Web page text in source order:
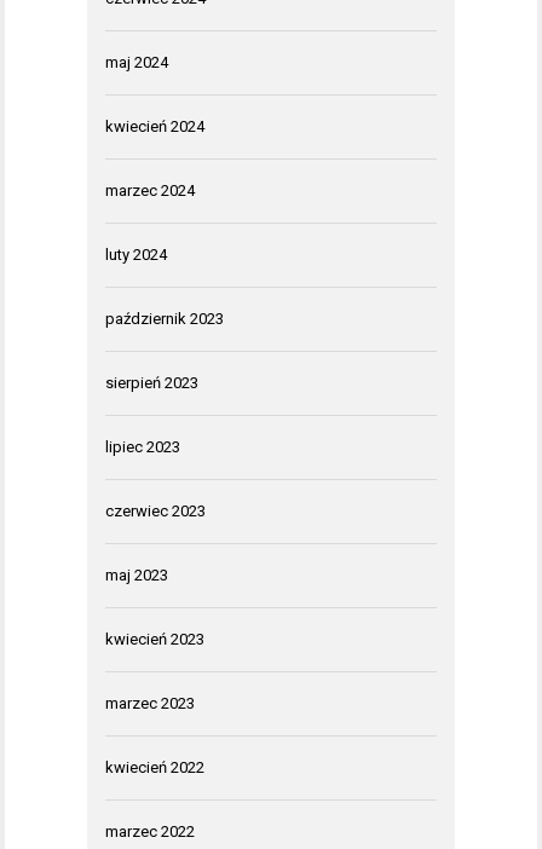
maj 2024
kwiecień 2024
marzec 2024
luty 2024
październik 2023
sierpień 2023
lipiec 2023
czerwiec 2023
maj 2023
kwiecień 2023
marzec 2023
kwiecień 2022
marzec 2022